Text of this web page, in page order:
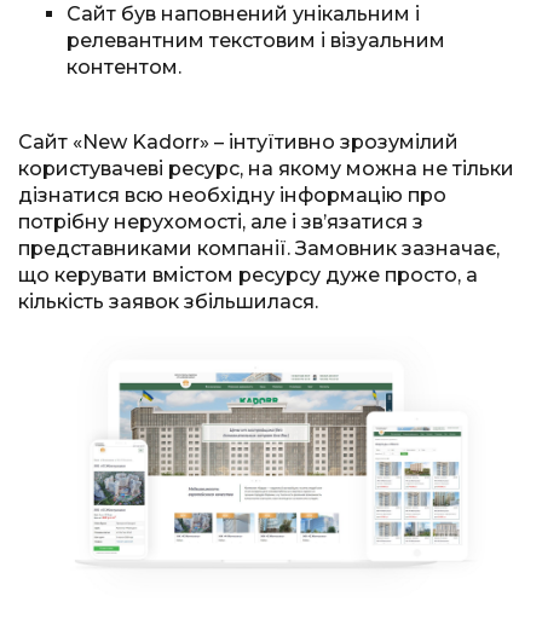
Сайт був наповнений унікальним і
релевантним текстовим і візуальним
контентом.
Сайт «New Kadorr» – інтуїтивно зрозумілий
користувачеві ресурс, на якому можна не тільки
дізнатися всю необхідну інформацію про
потрібну нерухомості, але і зв’язатися з
представниками компанії. Замовник зазначає,
що керувати вмістом ресурсу дуже просто, а
кількість заявок збільшилася.